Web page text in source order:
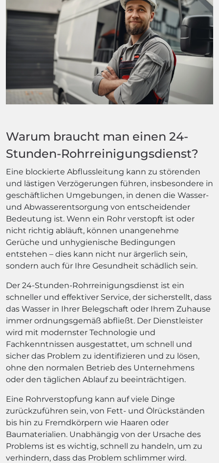
Warum braucht man einen 24-
Stunden-Rohrreinigungsdienst?
Eine blockierte Abflussleitung kann zu störenden
und lästigen Verzögerungen führen, insbesondere in
geschäftlichen Umgebungen, in denen die Wasser-
und Abwasserentsorgung von entscheidender
Bedeutung ist. Wenn ein Rohr verstopft ist oder
nicht richtig abläuft, können unangenehme
Gerüche und unhygienische Bedingungen
entstehen – dies kann nicht nur ärgerlich sein,
sondern auch für Ihre Gesundheit schädlich sein.
Der 24-Stunden-Rohrreinigungsdienst ist ein
schneller und effektiver Service, der sicherstellt, dass
das Wasser in Ihrer Belegschaft oder Ihrem Zuhause
immer ordnungsgemäß abfließt. Der Dienstleister
wird mit modernster Technologie und
Fachkenntnissen ausgestattet, um schnell und
sicher das Problem zu identifizieren und zu lösen,
ohne den normalen Betrieb des Unternehmens
oder den täglichen Ablauf zu beeinträchtigen.
Eine Rohrverstopfung kann auf viele Dinge
zurückzuführen sein, von Fett- und Ölrückständen
bis hin zu Fremdkörpern wie Haaren oder
Baumaterialien. Unabhängig von der Ursache des
Problems ist es wichtig, schnell zu handeln, um zu
verhindern, dass das Problem schlimmer wird.